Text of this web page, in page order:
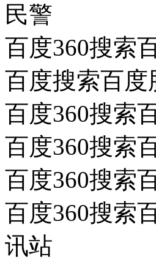
民警
百度360搜索
百度搜索百
百度360搜索
百度360搜索
百度360搜索
百度360搜索
讯站